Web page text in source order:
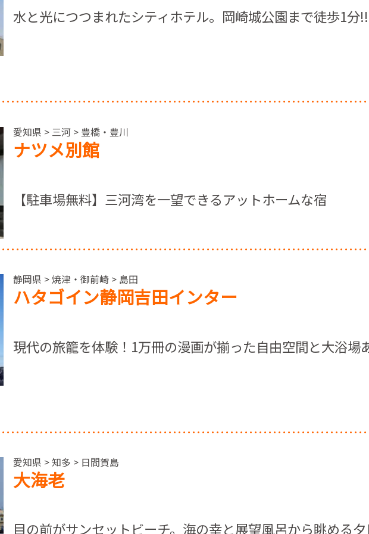
水と光につつまれたシティホテル。岡崎城公園まで徒歩1分!!
愛知県 > 三河 > 豊橋・豊川
ナツメ別館
【駐車場無料】三河湾を一望できるアットホームな宿
静岡県 > 焼津・御前崎 > 島田
ハタゴイン静岡吉田インター
現代の旅籠を体験！1万冊の漫画が揃った自由空間と大浴
愛知県 > 知多 > 日間賀島
大海老
目の前がサンセットビーチ。海の幸と展望風呂から眺める